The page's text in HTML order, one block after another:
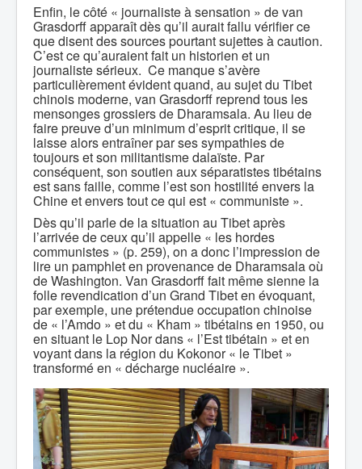
Enfin, le côté « journaliste à sensation » de van
Grasdorff apparaît dès qu’il aurait fallu vérifier ce
que disent des sources pourtant sujettes à caution.
C’est ce qu’auraient fait un historien et un
journaliste sérieux. Ce manque s’avère
particulièrement évident quand, au sujet du Tibet
chinois moderne, van Grasdorff reprend tous les
mensonges grossiers de Dharamsala. Au lieu de
faire preuve d’un minimum d’esprit critique, il se
laisse alors entraîner par ses sympathies de
toujours et son militantisme dalaïste. Par
conséquent, son soutien aux séparatistes tibétains
est sans faille, comme l’est son hostilité envers la
Chine et envers tout ce qui est « communiste ».
Dès qu’il parle de la situation au Tibet après
l’arrivée de ceux qu’il appelle « les hordes
communistes » (p. 259), on a donc l’impression de
lire un pamphlet en provenance de Dharamsala où
de Washington. Van Grasdorff fait même sienne la
folle revendication d’un Grand Tibet en évoquant,
par exemple, une prétendue occupation chinoise
de « l’Amdo » et du « Kham » tibétains en 1950, ou
en situant le Lop Nor dans « l’Est tibétain » et en
voyant dans la région du Kokonor « le Tibet »
transformé en « décharge nucléaire ».